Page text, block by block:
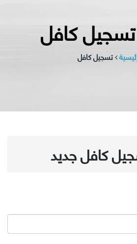
كافل
تسجيل كافل
كافل جديد